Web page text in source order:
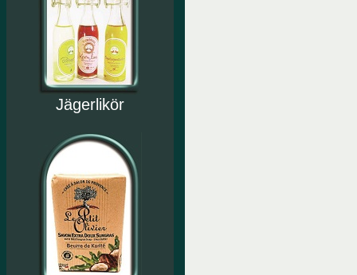
Jägerlikör